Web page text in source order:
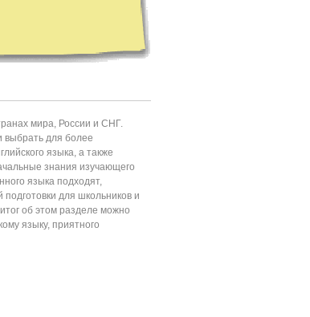
мира, России и СНГ.
выбрать для более
языка, а также
знания изучающего
языка подходят,
для школьников и
об этом разделе можно
языку, приятного